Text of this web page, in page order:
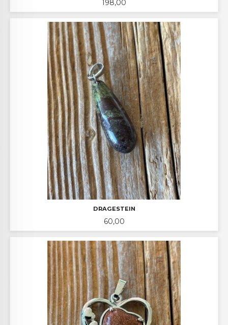
Pris
198,00
DRAGESTEIN
Pris
60,00